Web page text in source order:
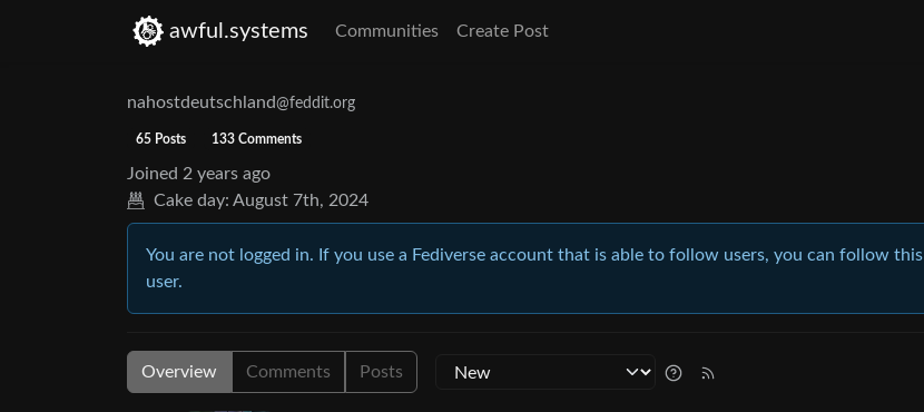
awful.systems Communities Create Post
nahostdeutschland@feddit.org
65 Posts 133 Comments
Joined 2 years ago
Cake day: August 7th, 2024
You are not logged in. If you use a Fediverse account that is able to follow users, you can follow this
user.
Overview Comments Posts